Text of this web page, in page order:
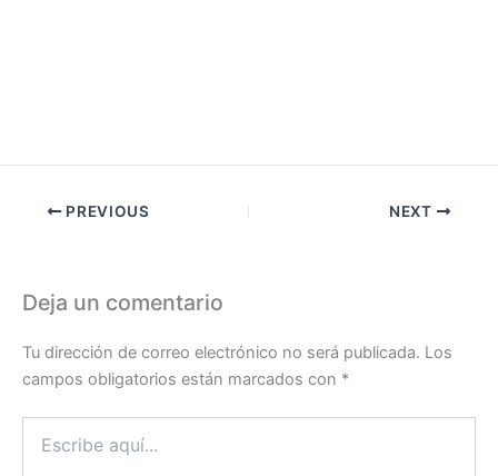
PREVIOUS NEXT
Deja un comentario
Tu dirección de correo electrónico no será publicada. Los
campos obligatorios están marcados con *
aquí...